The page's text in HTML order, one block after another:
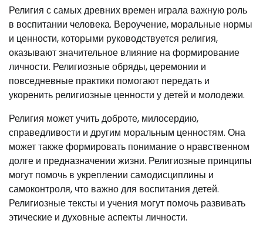
Религия с самых древних времен играла важную роль
в воспитании человека. Вероучение, моральные нормы
и ценности, которыми руководствуется религия,
оказывают значительное влияние на формирование
личности. Религиозные обряды, церемонии и
повседневные практики помогают передать и
укоренить религиозные ценности у детей и молодежи.
Религия может учить доброте, милосердию,
справедливости и другим моральным ценностям. Она
может также формировать понимание о нравственном
долге и предназначении жизни. Религиозные принципы
могут помочь в укреплении самодисциплины и
самоконтроля, что важно для воспитания детей.
Религиозные тексты и учения могут помочь развивать
этические и духовные аспекты личности.